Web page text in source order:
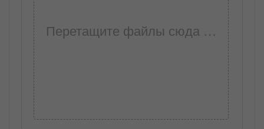
Перетащите файлы сюда …